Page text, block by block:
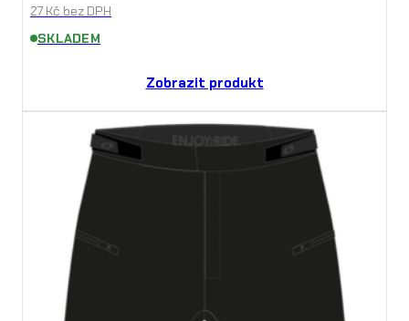
27 Kč bez DPH
SKLADEM
Zobrazit produkt